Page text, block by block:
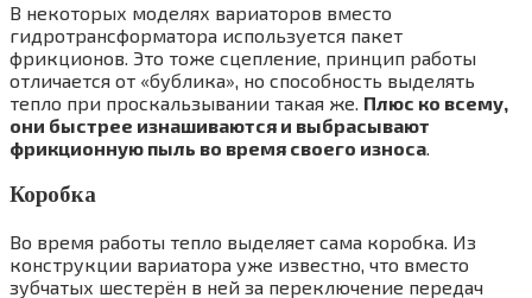
В некоторых моделях вариаторов вместо
гидротрансформатора используется пакет
фрикционов. Это тоже сцепление, принцип работы
отличается от «бублика», но способность выделять
тепло при проскальзывании такая же. Плюс ко всему,
они быстрее изнашиваются и выбрасывают
фрикционную пыль во время своего износа.
Коробка
Во время работы тепло выделяет сама коробка. Из
конструкции вариатора уже известно, что вместо
зубчатых шестерён в ней за переключение передач